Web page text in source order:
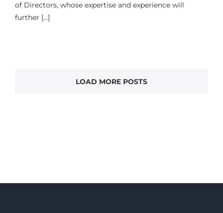
of Directors, whose expertise and experience will
further [...]
LOAD MORE POSTS